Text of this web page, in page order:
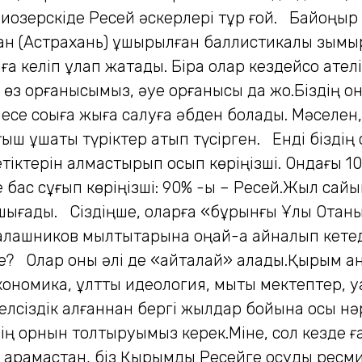
Ресей әскерлері тұр ғой. Байқоңыр
(Астрахань) ұшырылған баллистикалық
құлап жатады. Бірақ олар кездейсоқ
қорғанысымыз, әуе қорғанысы да жоқ.Біздің
соққыға жыға салуға әбден болады.
ұшақты түріктер атып түсірген. Енді
алмастырып қосып көріңізші. Ондағы
бас сұғып көріңізші: 90% -ы – Ресей.Жыл
Сіздіңше, оларға «бұрынғы Ұлы
мылтықтарына оңай-ақ айналып
оны әлі де «қайталай» алады.Қырым
ұлттық идеология, мықты мектептер,
алғаннан бергі жылдар бойына осы
толтыруымыз керек.Міне, сол кезде
біз Қырымды Ресейге қосуды